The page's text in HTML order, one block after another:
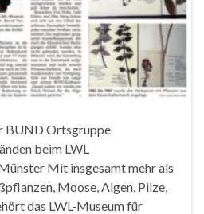
BUND Ortsgruppe
beim LWL
Mit insgesamt mehr als
Moose, Algen, Pilze,
das LWL-Museum für